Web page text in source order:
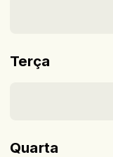
Terça
Quarta